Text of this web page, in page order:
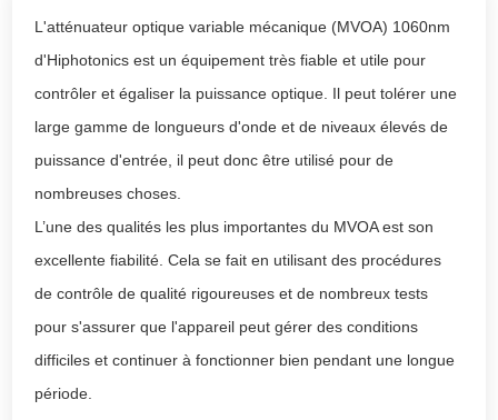
L'atténuateur optique variable mécanique (MVOA) 1060nm
d'Hiphotonics est un équipement très fiable et utile pour
contrôler et égaliser la puissance optique. Il peut tolérer une
large gamme de longueurs d'onde et de niveaux élevés de
puissance d'entrée, il peut donc être utilisé pour de
nombreuses choses.
L’une des qualités les plus importantes du MVOA est son
excellente fiabilité. Cela se fait en utilisant des procédures
de contrôle de qualité rigoureuses et de nombreux tests
pour s'assurer que l'appareil peut gérer des conditions
difficiles et continuer à fonctionner bien pendant une longue
période.